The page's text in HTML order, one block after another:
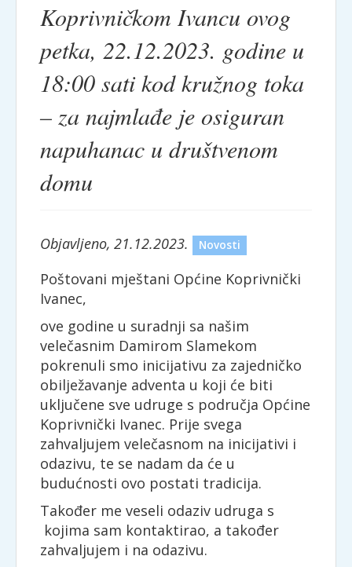
Koprivničkom Ivancu ovog
petka, 22.12.2023. godine u
18:00 sati kod kružnog toka
– za najmlađe je osiguran
napuhanac u društvenom
domu
Objavljeno, 21.12.2023. Novosti
Poštovani mještani Općine Koprivnički
Ivanec,
ove godine u suradnji sa našim
velečasnim Damirom Slamekom
pokrenuli smo inicijativu za zajedničko
obilježavanje adventa u koji će biti
uključene sve udruge s područja Općine
Koprivnički Ivanec. Prije svega
zahvaljujem velečasnom na inicijativi i
odazivu, te se nadam da će u
budućnosti ovo postati tradicija.
Također me veseli odaziv udruga s
kojima sam kontaktirao, a također
zahvaljujem i na odazivu.